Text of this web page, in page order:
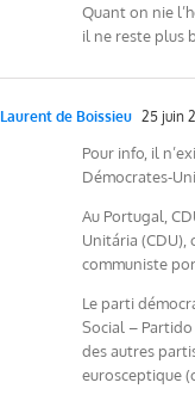
Quant on nie
il ne reste plus
Laurent de Boissieu 25 juin
Pour info, il
Démocrates-Uni
Au Portugal,
Unitária
communiste
Le parti
Social –
des autres
eurosceptique